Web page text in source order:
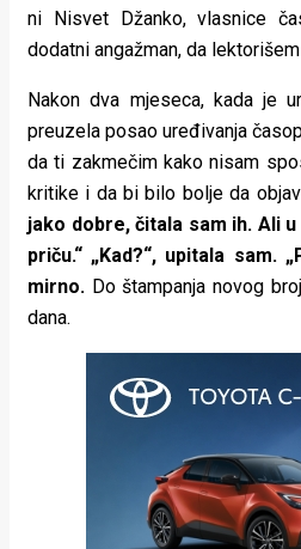
ni Nisvet Džanko, vlasnice
dodatni angažman, da
Nakon dva mjeseca, kada je
preuzela posao uređivanja
da ti zakmečim kako nisam
kritike i da bi bilo bolje da
jako dobre, čitala sam ih. Ali
priču.“ „Kad?“, upitala sam.
mirno. Do štampanja novog
dana.